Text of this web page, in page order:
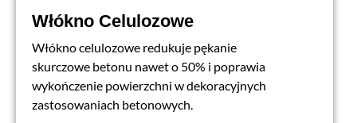
Włókno Celulozowe
Włókno celulozowe redukuje pękanie
skurczowe betonu nawet o 50% i poprawia
wykończenie powierzchni w dekoracyjnych
zastosowaniach betonowych.